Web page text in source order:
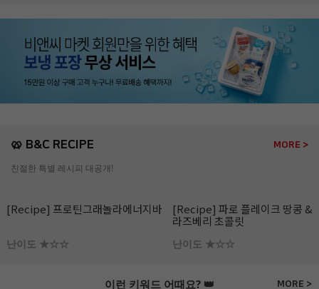
🥨 B&C RECIPE MORE >
친절한 특별 레시피 대공개!
[Recipe] 프로틴그래놀라에너지바
난이도 ★☆☆
[Recipe] 파로 플레이크 땅콩 &
라즈베리 초콜릿
난이도 ★☆☆
이런 키워드 어때요? 👑 MORE >